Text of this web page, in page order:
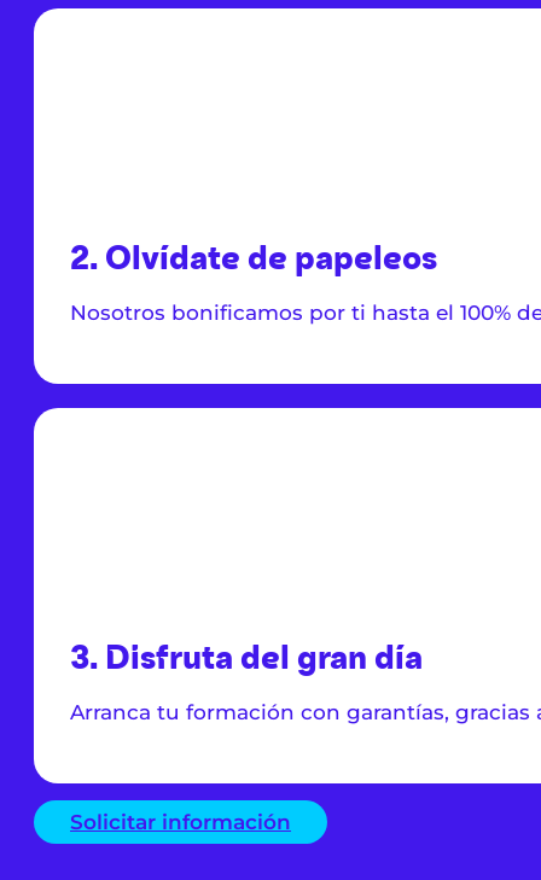
2. Olvídate de papeleos
Nosotros bonificamos por ti hasta el 100%
3. Disfruta del gran día
Arranca tu formación con garantías,
Solicitar información